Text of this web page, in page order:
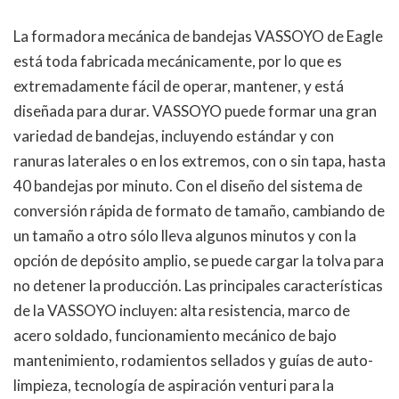
La formadora mecánica de bandejas VASSOYO de Eagle
está toda fabricada mecánicamente, por lo que es
extremadamente fácil de operar, mantener, y está
diseñada para durar. VASSOYO puede formar una gran
variedad de bandejas, incluyendo estándar y con
ranuras laterales o en los extremos, con o sin tapa, hasta
40 bandejas por minuto. Con el diseño del sistema de
conversión rápida de formato de tamaño, cambiando de
un tamaño a otro sólo lleva algunos minutos y con la
opción de depósito amplio, se puede cargar la tolva para
no detener la producción. Las principales características
de la VASSOYO incluyen: alta resistencia, marco de
acero soldado, funcionamiento mecánico de bajo
mantenimiento, rodamientos sellados y guías de auto-
limpieza, tecnología de aspiración venturi para la